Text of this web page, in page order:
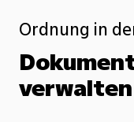
Ordnung in